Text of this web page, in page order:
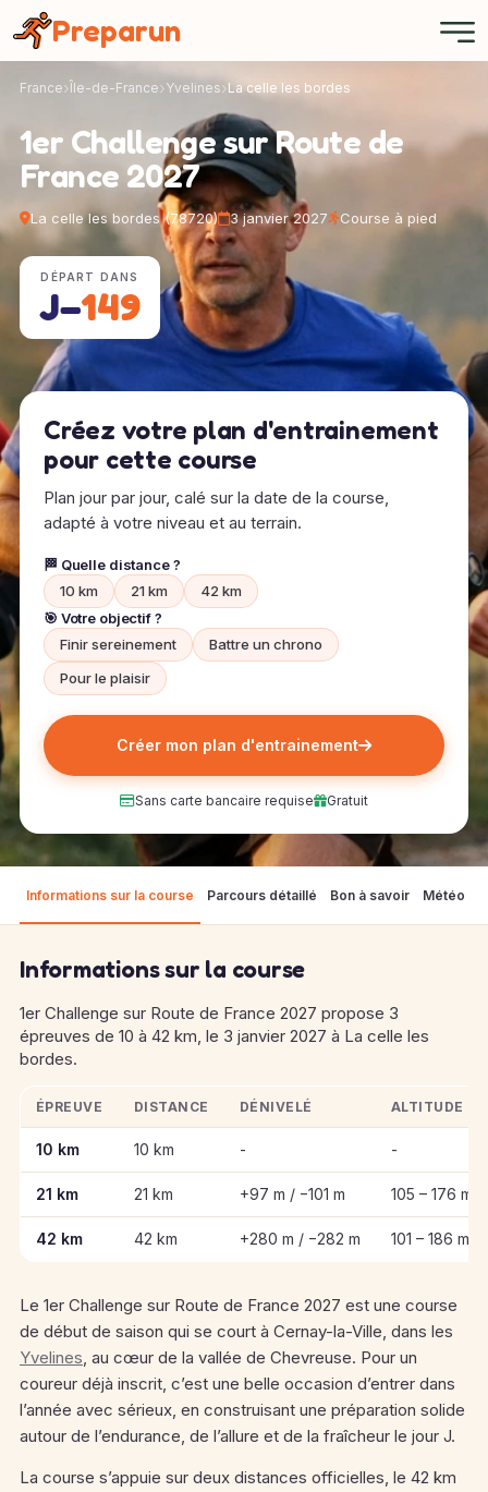
Preparun
France Île-de-France Yvelines La celle les bordes
1er Challenge sur Route de
France 2027
La celle les bordes (78720) 3 janvier 2027 Course à pied
DÉPART DANS
J−149
Créez votre plan d'entrainement
pour cette course
Plan jour par jour, calé sur la date de la course,
adapté à votre niveau et au terrain.
🏁 Quelle distance ?
10 km
21 km
42 km
🎯 Votre objectif ?
Finir sereinement
Battre un chrono
Pour le plaisir
Créer mon plan d'entrainement
Sans carte bancaire requise Gratuit
Informations sur la course Parcours détaillé Bon à savoir Météo
Informations sur la course
1er Challenge sur Route de France 2027 propose 3
épreuves de 10 à 42 km, le 3 janvier 2027 à La celle les
bordes.
Informations clés des épreuves de 1er Challenge sur Route
ÉPREUVE DISTANCE DÉNIVELÉ ALTITUDE
10 km 10 km - -
21 km 21 km +97 m / −101 m 105 – 176 m
42 km 42 km +280 m / −282 m 101 – 186 m
Le 1er Challenge sur Route de France 2027 est une course
de début de saison qui se court à Cernay-la-Ville, dans les
Yvelines, au cœur de la vallée de Chevreuse. Pour un
coureur déjà inscrit, c’est une belle occasion d’entrer dans
l’année avec sérieux, en construisant une préparation solide
autour de l’endurance, de l’allure et de la fraîcheur le jour J.
La course s’appuie sur deux distances officielles, le 42 km
Panneau de gestion des cookies